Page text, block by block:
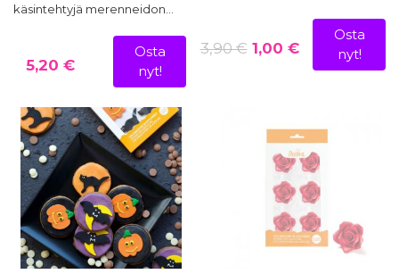
käsintehtyjä merenneidon…
5,20 €
Osta
nyt!
3,90 €1,00 €
Osta
nyt!